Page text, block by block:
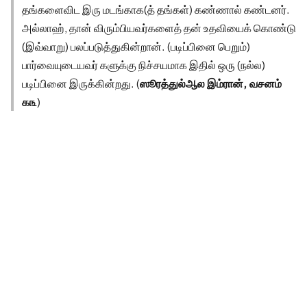
தங்களைவிட இரு மடங்காக(த் தங்கள்) கண்ணால் கண்டனர்.
அல்லாஹ், தான் விரும்பியவர்களைத் தன் உதவியைக் கொண்டு
(இவ்வாறு) பலப்படுத்துகின்றான். (படிப்பினை பெறும்)
பார்வையுடையவர் களுக்கு நிச்சயமாக இதில் ஒரு (நல்ல)
படிப்பினை இருக்கின்றது. (ஸூரத்துல்ஆல இம்ரான், வசனம்
௧௩)